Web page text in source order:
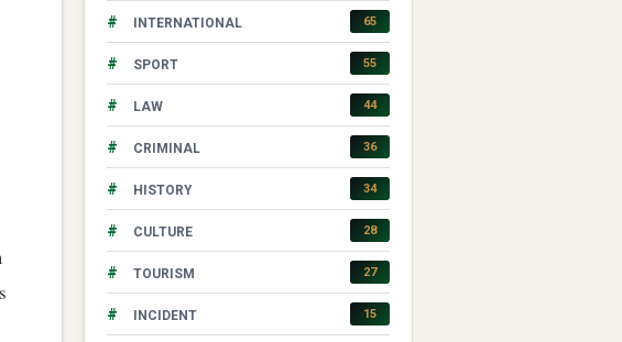
# INTERNATIONAL 65
# SPORT 55
# LAW 44
# CRIMINAL 36
# HISTORY 34
# CULTURE 28
# TOURISM 27
# INCIDENT 15